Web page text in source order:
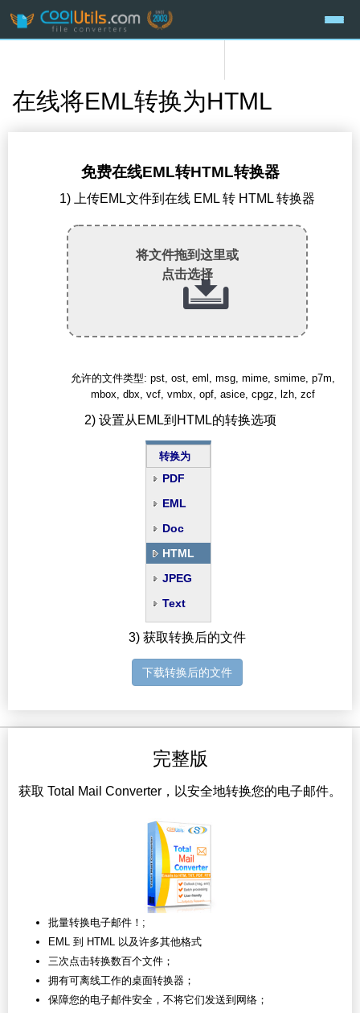
在线将EML转换为HTML
免费在线EML转HTML转换器
1) 上传EML文件到在线 EML 转 HTML 转换器
将文件拖到这里或
点击选择
允许的文件类型: pst, ost, eml, msg, mime, smime, p7m,
mbox, dbx, vcf, vmbx, opf, asice, cpgz, lzh, zcf
2) 设置从EML到HTML的转换选项
转换为
PDF
EML
Doc
HTML
JPEG
Text
3) 获取转换后的文件
下载转换后的文件
完整版
获取 Total Mail Converter，以安全地转换您的电子邮件。
批量转换电子邮件！;
EML 到 HTML 以及许多其他格式
三次点击转换数百个文件；
拥有可离线工作的桌面转换器；
保障您的电子邮件安全，不将它们发送到网络；